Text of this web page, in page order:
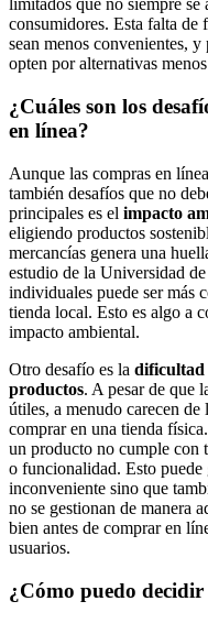
limitados que no siempre se
consumidores. Esta falta de
sean menos convenientes,
opten por alternativas
¿Cuáles son los
en línea?
Aunque las compras en
también desafíos que no
principales es el impacto
eligiendo productos
mercancías genera una
estudio de la Universidad
individuales puede ser más
tienda local. Esto es algo a
impacto ambiental.
Otro desafío es la dificultad
productos. A pesar de que
útiles, a menudo carecen de
comprar en una tienda
un producto no cumple con
o funcionalidad. Esto
inconveniente sino que
no se gestionan de manera
bien antes de comprar en
usuarios.
¿Cómo puedo